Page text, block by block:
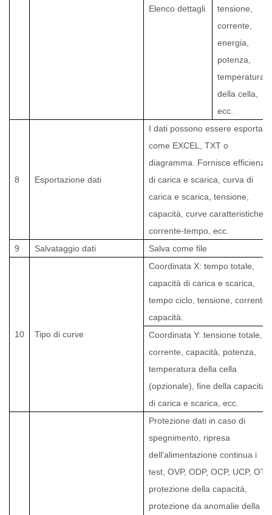
Elenco dettagli
tensione,
corrente,
energia,
potenza,
temperatura
della cella,
ecc.
8 Esportazione dati
I dati possono essere esportati
come EXCEL, TXT o
diagramma. Fornisce efficienza
di carica e scarica, curva di
carica e scarica, tensione,
capacità, curve caratteristiche
corrente-tempo, ecc.
9
Salvataggio dati Salva come file
10 Tipo di curve
Coordinata X: tempo totale,
capacità di carica e scarica,
tempo ciclo, tensione, corrente,
capacità.
Coordinata Y: tensione totale,
corrente, capacità, potenza,
temperatura della cella
(opzionale), fine della capacità
di carica e scarica, ecc.
Protezione dati in caso di
spegnimento, ripresa
dell'alimentazione continua i
test, OVP, ODP, OCP, UCP, OTP,
protezione della capacità,
protezione da anomalie della